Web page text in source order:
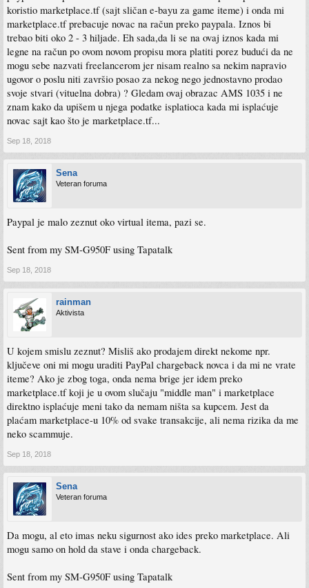
koristio marketplace.tf (sajt sličan e-bayu za game iteme) i onda mi
marketplace.tf prebacuje novac na račun preko paypala. Iznos bi
trebao biti oko 2 - 3 hiljade. Eh sada,da li se na ovaj iznos kada mi
legne na račun po ovom novom propisu mora platiti porez budući da ne
mogu sebe nazvati freelancerom jer nisam realno sa nekim napravio
ugovor o poslu niti završio posao za nekog nego jednostavno prodao
svoje stvari (vituelna dobra) ? Gledam ovaj obrazac AMS 1035 i ne
znam kako da upišem u njega podatke isplatioca kada mi isplaćuje
novac sajt kao što je marketplace.tf...
Sep 18, 2018
Sena
Veteran foruma
Paypal je malo zeznut oko virtual itema, pazi se.
Sent from my SM-G950F using Tapatalk
Sep 18, 2018
rainman
Aktivista
U kojem smislu zeznut? Misliš ako prodajem direkt nekome npr.
ključeve oni mi mogu uraditi PayPal chargeback novca i da mi ne vrate
iteme? Ako je zbog toga, onda nema brige jer idem preko
marketplace.tf koji je u ovom slučaju "middle man" i marketplace
direktno isplaćuje meni tako da nemam ništa sa kupcem. Jest da
plaćam marketplace-u 10% od svake transakcije, ali nema rizika da me
neko scammuje.
Sep 18, 2018
Sena
Veteran foruma
Da mogu, al eto imas neku sigurnost ako ides preko marketplace. Ali
mogu samo on hold da stave i onda chargeback.
Sent from my SM-G950F using Tapatalk